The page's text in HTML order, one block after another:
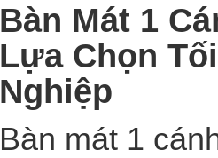
Bàn Mát 1
Lựa Chọn
Nghiệp
Bàn mát 1